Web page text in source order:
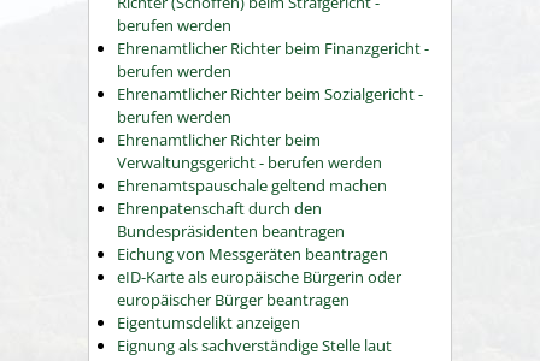
berufen werden
Ehrenamtlicher Richter beim Finanzgericht -
berufen werden
Ehrenamtlicher Richter beim Sozialgericht -
berufen werden
Ehrenamtlicher Richter beim
Verwaltungsgericht - berufen werden
Ehrenamtspauschale geltend machen
Ehrenpatenschaft durch den
Bundespräsidenten beantragen
Eichung von Messgeräten beantragen
eID-Karte als europäische Bürgerin oder
europäischer Bürger beantragen
Eigentumsdelikt anzeigen
Eignung als sachverständige Stelle laut